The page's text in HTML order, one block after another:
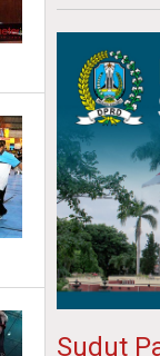
Sudut